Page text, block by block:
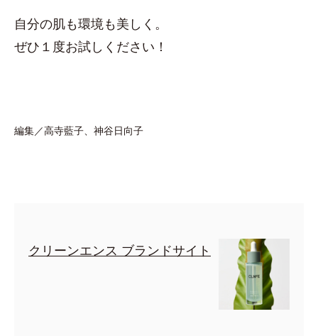
自分の肌も環境も美しく。
ぜひ１度お試しください！
編集／高寺藍子、神谷日向子
クリーンエンス ブランドサイト